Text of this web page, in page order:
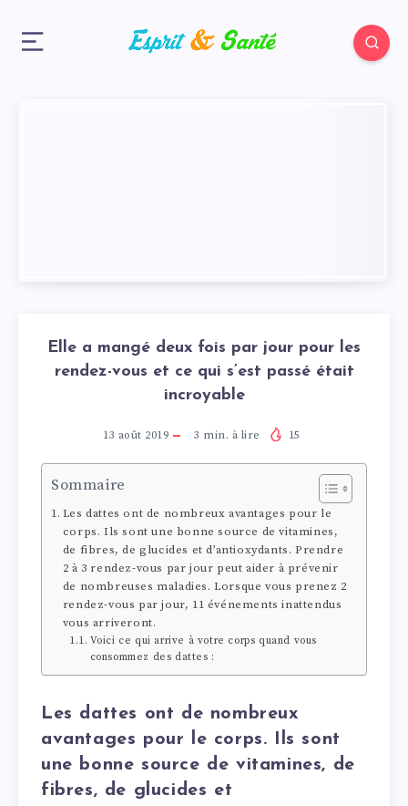
Elle a mangé deux fois par jour pour les
rendez-vous et ce qui s’est passé était
incroyable
13 août 2019 3 min. à lire 15
Sommaire
Les dattes ont de nombreux avantages pour le
corps. Ils sont une bonne source de vitamines,
de fibres, de glucides et d’antioxydants. Prendre
2 à 3 rendez-vous par jour peut aider à prévenir
de nombreuses maladies. Lorsque vous prenez 2
rendez-vous par jour, 11 événements inattendus
vous arriveront.
Voici ce qui arrive à votre corps quand vous
consommez des dattes :
Les dattes ont de nombreux
avantages pour le corps. Ils sont
une bonne source de vitamines, de
fibres, de glucides et